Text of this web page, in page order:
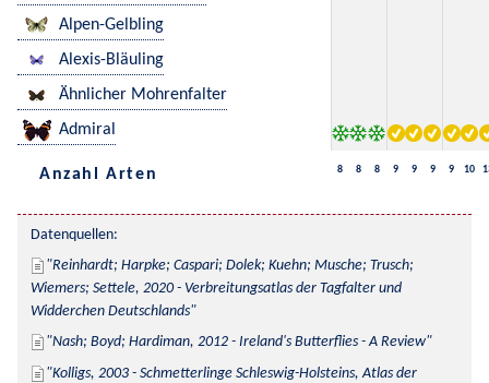
Alpen-Gelbling
Alexis-Bläuling
Ähnlicher Mohrenfalter
Admiral
Anzahl Arten 8 8 8 9 9 9 9 10
Datenquellen:
Reinhardt; Harpke; Caspari; Dolek; Kuehn; Musche; Trusch;
Wiemers; Settele, 2020 - Verbreitungsatlas der Tagfalter und
Widderchen Deutschlands
Nash; Boyd; Hardiman, 2012 - Ireland's Butterflies - A Review
Kolligs, 2003 - Schmetterlinge Schleswig-Holsteins, Atlas der